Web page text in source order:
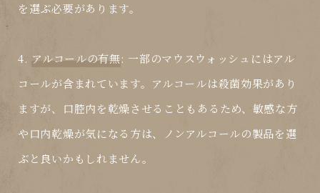
を選ぶ必要があります。
4. アルコールの有無: 一部のマウスウォッシュ にはアル
コールが含まれています。アルコールは殺菌効果があり
ますが、口腔内を乾燥させることもあるため、敏感な方
や口内乾燥が気になる方は、ノンアルコールの製品を選
ぶと良いかもしれません。